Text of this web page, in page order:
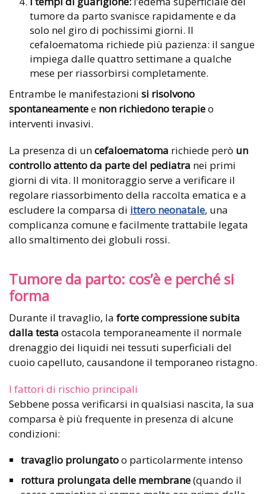
tumore da parto svanisce rapidamente e da
solo nel giro di pochissimi giorni. Il
cefaloematoma richiede più pazienza: il sangue
impiega dalle quattro settimane a qualche
mese per riassorbirsi completamente.
Entrambe le manifestazioni si risolvono
spontaneamentee non richiedono terapieo
interventi invasivi.
La presenza di uncefaloematoma richiede però un
controllo attento da parte del pediatra nei primi
giorni di vita. Il monitoraggio serve a verificare il
regolare riassorbimento della raccolta ematica e a
escludere la comparsa di ittero neonatale, una
complicanza comune e facilmente trattabile legata
allo smaltimento dei globuli rossi.
Tumore da parto: cos’è e perché si
forma
Durante il travaglio, la forte compressione subita
dalla testa ostacola temporaneamente il normale
drenaggio dei liquidi nei tessuti superficiali del
cuoio capelluto, causandone il temporaneo ristagno.
I fattori di rischio principali
Sebbene possa verificarsi in qualsiasi nascita, la sua
comparsa è più frequente in presenza di alcune
condizioni:
travaglio prolungatoo particolarmente intenso
rottura prolungata delle membrane(quando il